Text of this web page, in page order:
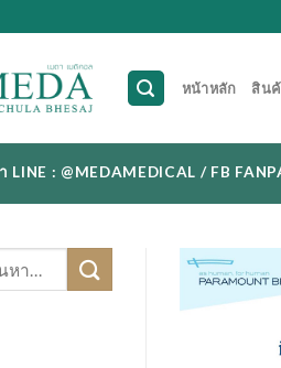
หน้าหลัก สิน
LINE : @MEDAMEDICAL / FB
: